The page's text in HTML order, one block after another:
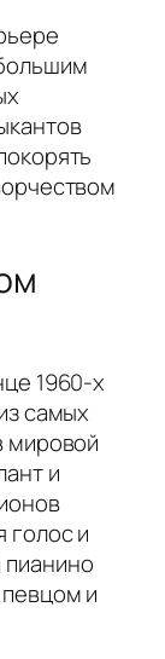
1960-х
самых
мировой
и
голос и
и